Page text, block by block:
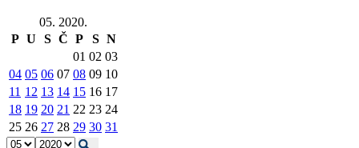
05. 2020.
P U S Č P S N
01 02 03
04 05 06 07 08 09 10
11 12 13 14 15 16 17
18 19 20 21 22 23 24
25 26 27 28 29 30 31